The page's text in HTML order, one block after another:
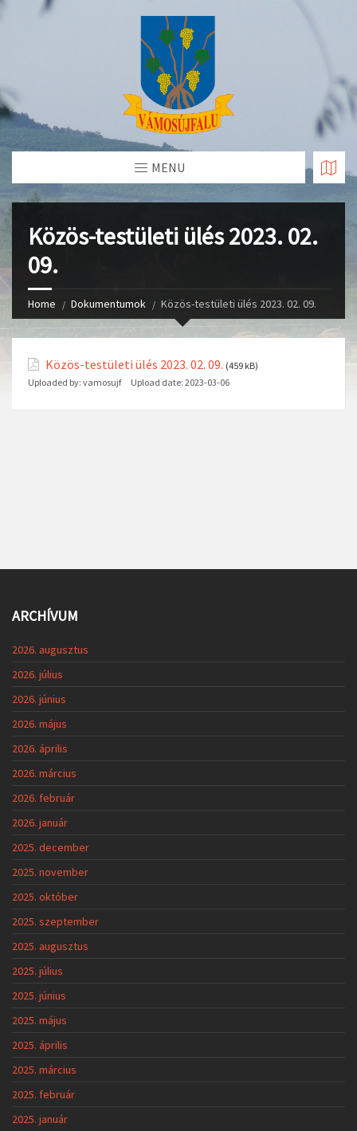
Skip
MENU
Közös-testületi ülés 2023. 02.
09.
Home Dokumentumok Közös-testületi ülés 2023. 02. 09.
Közös-testületi ülés 2023. 02. 09. (459 kB)
Uploaded by: vamosujf Upload date: 2023-03-06
ARCHÍVUM
2026. augusztus
2026. július
2026. június
2026. május
2026. április
2026. március
2026. február
2026. január
2025. december
2025. november
2025. október
2025. szeptember
2025. augusztus
2025. július
2025. június
2025. május
2025. április
2025. március
2025. február
2025. január